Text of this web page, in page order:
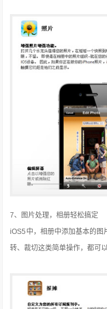
7、图片处理，相册轻松搞定
iOS5中，相册中添加基本的图
转、裁切这类简单操作，都可